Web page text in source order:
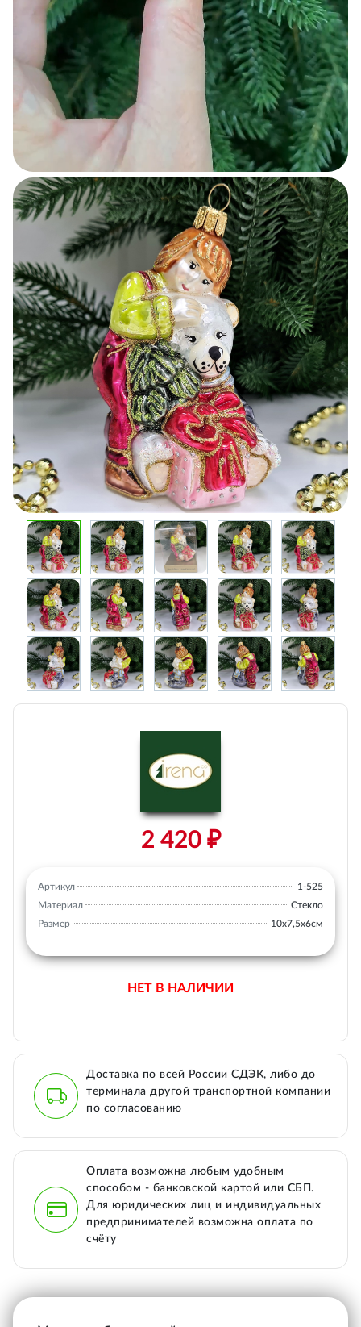
2 420 ₽
Артикул
1-525
Материал
Стекло
Размер
10х7,5х6см
НЕТ В НАЛИЧИИ
Доставка по всей России СДЭК, либо до
терминала другой транспортной компании
по согласованию
Оплата возможна любым удобным
способом - банковской картой или СБП.
Для юридических лиц и индивидуальных
предпринимателей возможна оплата по
счёту